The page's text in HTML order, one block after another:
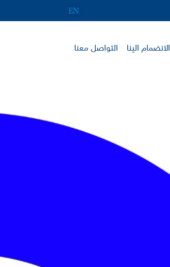
الانضمام الينا التواصل معنا